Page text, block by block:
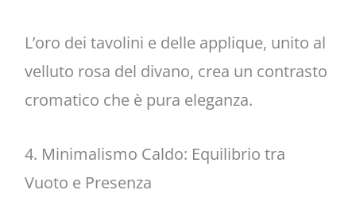
L’oro dei tavolini e delle applique, unito al
velluto rosa del divano, crea un contrasto
cromatico che è pura eleganza.
4. Minimalismo Caldo: Equilibrio tra
Vuoto e Presenza